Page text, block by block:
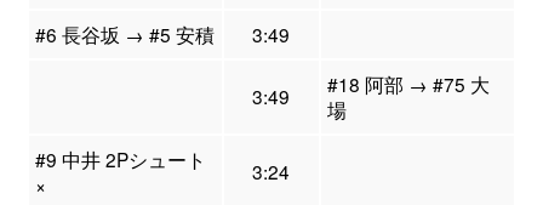
#6 長谷坂 → #5 安積
3:49
3:49
#18 阿部 → #75 大
場
#9 中井 2Pシュート
×
3:24